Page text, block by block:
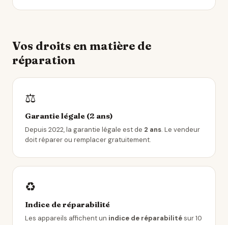
Vos droits en matière de
réparation
⚖️
Garantie légale (2 ans)
Depuis 2022, la garantie légale est de 2 ans. Le vendeur
doit réparer ou remplacer gratuitement.
♻️
Indice de réparabilité
Les appareils affichent un indice de réparabilitésur 10